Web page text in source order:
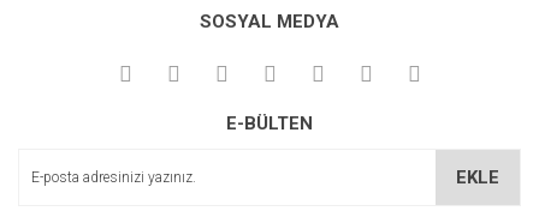
kullanarak tarafımıza iletebilirsiniz.
Görüş ve önerileriniz için teşekkür ederiz.
Ürün açıklamasında eksik bilgiler bulunuyor.
SOSYAL MEDYA
E-BÜLTEN
EKLE